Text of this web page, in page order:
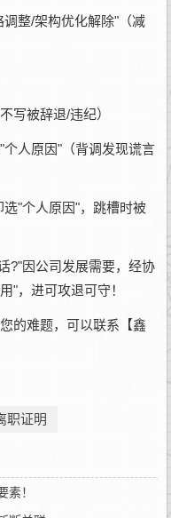
整/架构优化解除"（减
被辞退/违纪）
人原因"（背调发现谎言
"个人原因"，跳槽时被
因公司发展需要，经协
"，进可攻退可守！
难题，可以联系【鑫
职证明
素！